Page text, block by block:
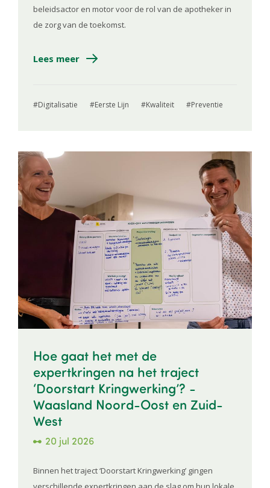
beleidsactor en motor voor de rol van de apotheker in
de zorg van de toekomst.
Lees meer
Digitalisatie Eerste Lijn Kwaliteit Preventie
Image
Hoe gaat het met de
expertkringen na het traject
‘Doorstart Kringwerking’? -
Waasland Noord-Oost en Zuid-
West
20 jul 2026
Binnen het traject ‘Doorstart Kringwerking’ gingen